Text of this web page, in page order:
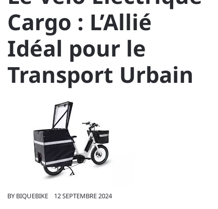
Cargo : L’Allié
Idéal pour le
Transport Urbain
BY BIQUEBIKE 12 SEPTEMBRE 2024